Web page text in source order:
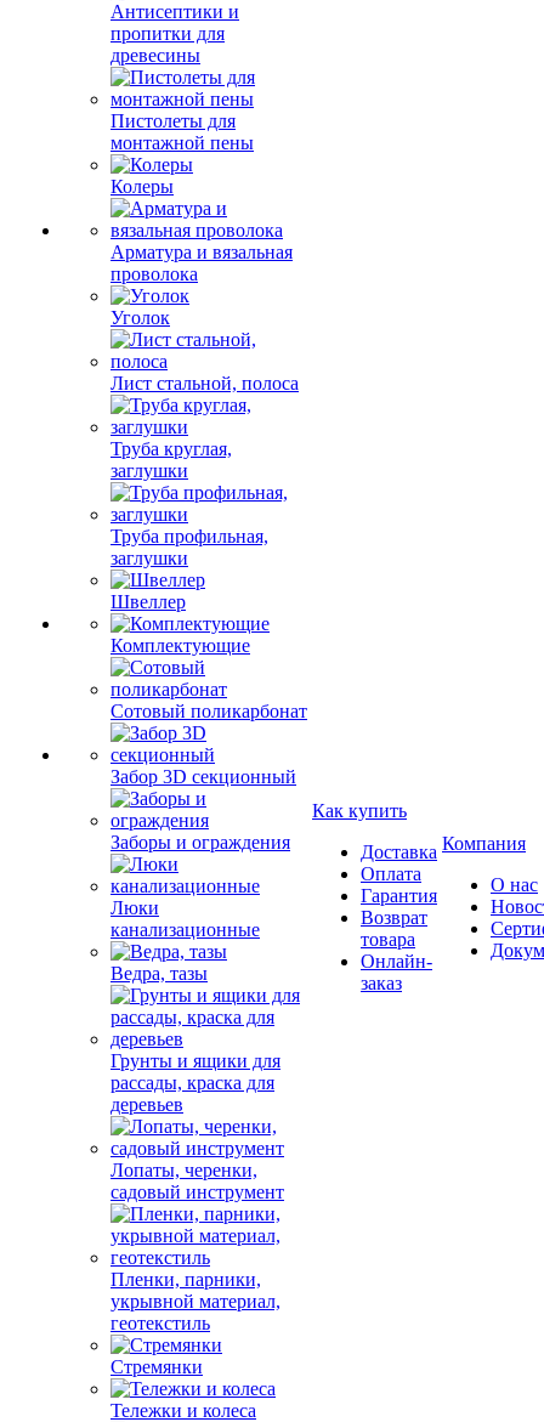
Антисептики и
пропитки для
древесины
Пистолеты для
монтажной пены
Колеры
Арматура и вязальная
проволока
Уголок
Лист стальной, полоса
Труба круглая,
заглушки
Труба профильная,
заглушки
Швеллер
Комплектующие
Сотовый поликарбонат
Забор 3D секционный
Заборы и ограждения
Люки
канализационные
Ведра, тазы
Грунты и ящики для
рассады, краска для
деревьев
Лопаты, черенки,
садовый инструмент
Пленки, парники,
укрывной материал,
геотекстиль
Стремянки
Тележки и колеса
Как купить
Доставка
Оплата
Гарантия
Возврат
товара
Онлайн-
заказ
Компания
О нас